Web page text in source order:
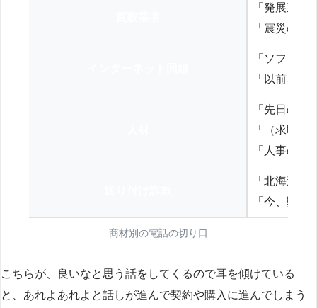
「発展途
「震災の
「ソフト
「以前、
「先日の
「（求職
「人事の方
「北海道
「今、弊
商材別の電話の切り口
こちらが、良いなと思う話をしてくるので耳を傾けている
と、あれよあれよと話しが進んで契約や購入に進んでしまう